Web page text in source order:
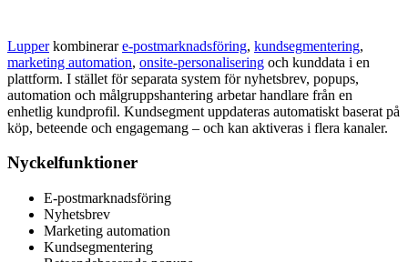
Lupperkombinerare-postmarknadsföring, kundsegmentering,
marketing automation, onsite-personalisering och kunddata i en
plattform. I stället för separata system för nyhetsbrev, popups,
automation och målgruppshantering arbetar handlare från en
enhetlig kundprofil. Kundsegment uppdateras automatiskt baserat på
köp, beteende och engagemang – och kan aktiveras i flera kanaler.
Nyckelfunktioner
E-postmarknadsföring
Nyhetsbrev
Marketing automation
Kundsegmentering